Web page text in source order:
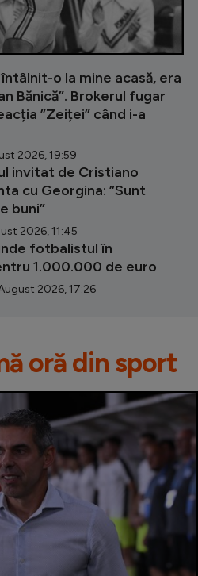
o la mine acasă, era
Bănică”. Brokerul fugar
”Zeiței” când i-a
2026, 19:59
invitat de Cristiano
cu Georgina: ”Sunt
buni”
2026, 11:45
fotbalistul în
1.000.000 de euro
2026, 17:26
oră din sport